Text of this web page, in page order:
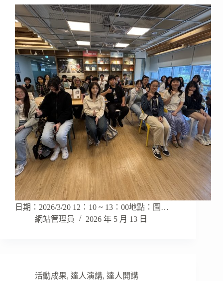
日期：2026/3/20 12：10 ~ 13：00地點：圖…
網站管理員
2026 年 5 月 13 日
活動成果, 達人演講, 達人開講